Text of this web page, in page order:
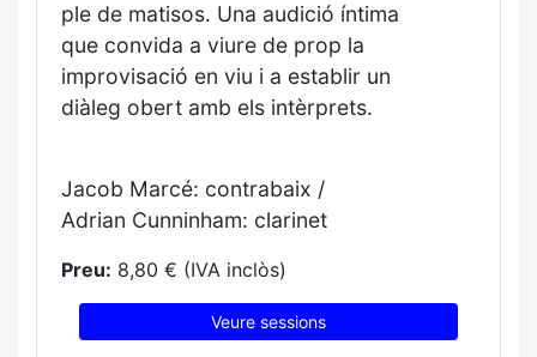
ple de matisos. Una audició íntima
que convida a viure de prop la
improvisació en viu i a establir un
diàleg obert amb els intèrprets.
Jacob Marcé: contrabaix /
Adrian Cunninham: clarinet
Preu: 8,80 € (IVA inclòs)
Veure sessions